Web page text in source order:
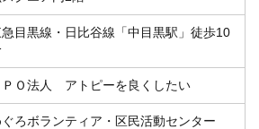
目黒線・日比谷線「中目黒駅」徒歩10
ＰＯ法人 アトピーを良くしたい
ろボランティア・区民活動センター